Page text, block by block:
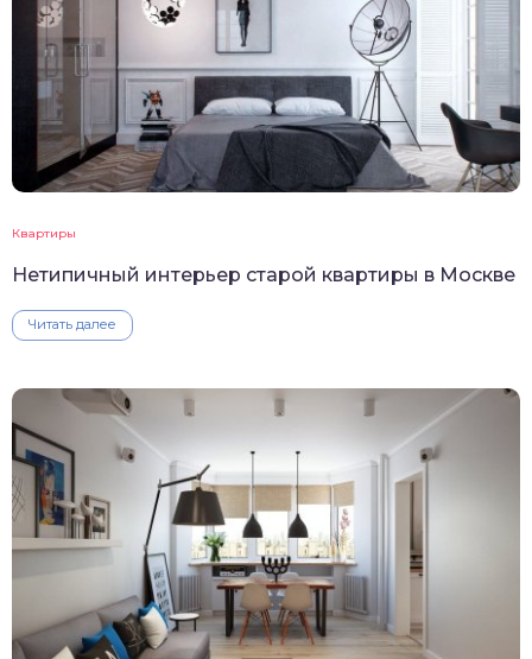
Квартиры
Нетипичный интерьер старой квартиры в Москве
Читать далее